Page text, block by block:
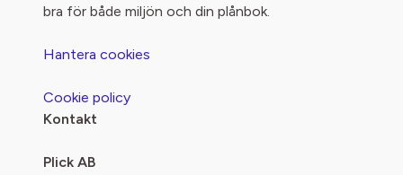
bra för både miljön och din plånbok.
Hantera cookies
Cookie policy
Kontakt
Plick AB